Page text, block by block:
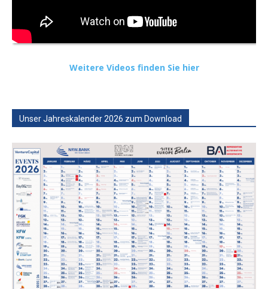
Weitere Videos finden Sie hier
Unser Jahreskalender 2026 zum Download